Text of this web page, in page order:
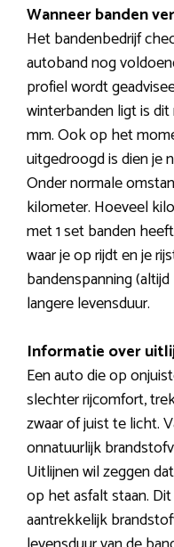
Wanneer banden
Het bandenbedrijf
autoband nog
profiel wordt
winterbanden ligt is
mm. Ook op het
uitgedroogd is dien je
Onder normale
kilometer. Hoeveel
met 1 set banden
waar je op rijdt en je
bandenspanning
langere levensduur.
Informatie over
Een auto die op
slechter rijcomfort,
zwaar of juist te licht.
onnatuurlijk
Uitlijnen wil zeggen
op het asfalt staan.
aantrekkelijk